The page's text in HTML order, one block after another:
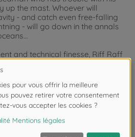
up the mast. Whoever will
- and catch even free-falling
- will go down in the annals
and technical finesse, Riff Raff
8 and up
convient pas aux enfants de
Risque d'asphyxie lié à la